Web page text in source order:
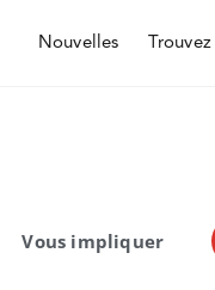
Nouvelles
Vous impliquer